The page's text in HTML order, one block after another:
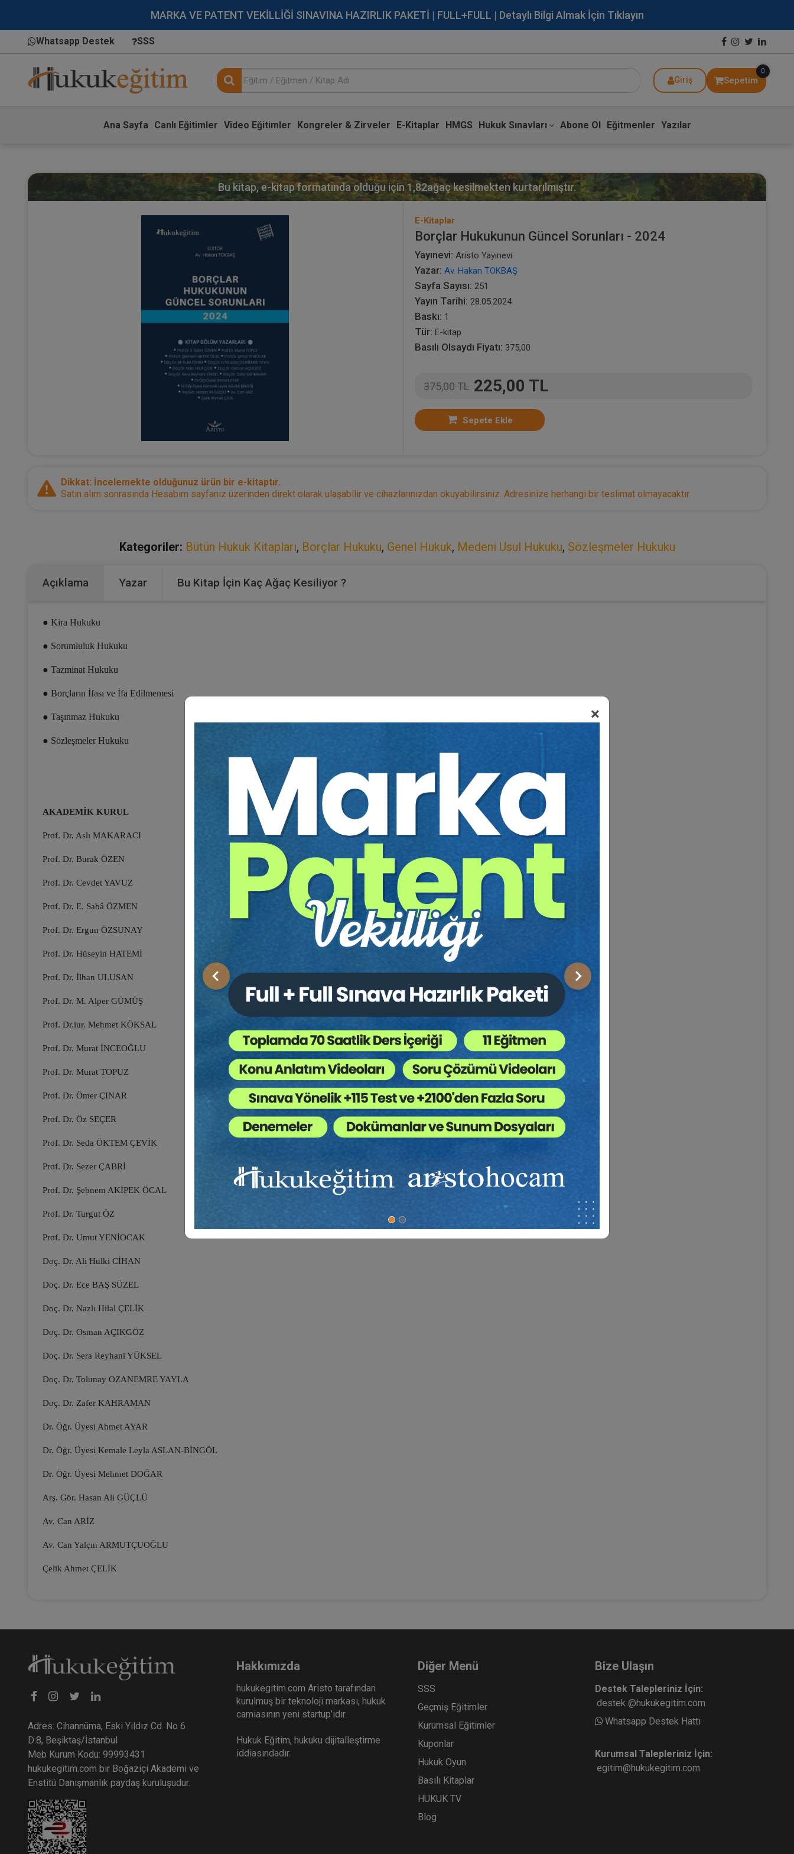
MARKA VE PATENT VEKİLLİĞİ SINAVINA HAZIRLIK PAKETİ | FULL+FULL | Detaylı Bilgi Almak İçin Tıklayın
Whatsapp Destek SSS
Giriş Sepetim
0
Ana Sayfa Canlı Eğitimler Video Eğitimler Kongreler & Zirveler E-Kitaplar HMGS Hukuk Sınavları Abone Ol Eğitmenler Yazılar
×
Önceki Sonraki
Bu kitap, e-kitap formatında olduğu için1,82ağaç kesilmekten kurtarılmıştır.
E-Kitaplar
Borçlar Hukukunun Güncel Sorunları - 2024
Yayınevi: Aristo Yayınevi
Yazar: Av. Hakan TOKBAŞ
Sayfa Sayısı: 251
Yayın Tarihi: 28.05.2024
Baskı: 1
Tür: E-kitap
Basılı Olsaydı Fiyatı: 375,00
375,00 TL 225,00 TL
Sepete Ekle
Dikkat: İncelemekte olduğunuz ürün bir e-kitaptır.
Satın alım sonrasında Hesabım sayfanız üzerinden direkt olarak ulaşabilir ve cihazlarınızdan okuyabilirsiniz. Adresinize herhangi bir teslimat olmayacaktır.
Kategoriler: Bütün Hukuk Kitapları, Borçlar Hukuku, Genel Hukuk, Medeni Usul Hukuku, Sözleşmeler Hukuku
Açıklama Yazar Bu Kitap İçin Kaç Ağaç Kesiliyor ?
● Kira Hukuku
● Sorumluluk Hukuku
● Tazminat Hukuku
● Borçların İfası ve İfa Edilmemesi
● Taşınmaz Hukuku
● Sözleşmeler Hukuku
AKADEMİK KURUL
Prof. Dr. Aslı MAKARACI
Prof. Dr. Burak ÖZEN
Prof. Dr. Cevdet YAVUZ
Prof. Dr. E. Sabâ ÖZMEN
Prof. Dr. Ergun ÖZSUNAY
Prof. Dr. Hüseyin HATEMİ
Prof. Dr. İlhan ULUSAN
Prof. Dr. M. Alper GÜMÜŞ
Prof. Dr.iur. Mehmet KÖKSAL
Prof. Dr. Murat İNCEOĞLU
Prof. Dr. Murat TOPUZ
Prof. Dr. Ömer ÇINAR
Prof. Dr. Öz SEÇER
Prof. Dr. Seda ÖKTEM ÇEVİK
Prof. Dr. Sezer ÇABRİ
Prof. Dr. Şebnem AKİPEK ÖCAL
Prof. Dr. Turgut ÖZ
Prof. Dr. Umut YENİOCAK
Doç. Dr. Ali Hulki CİHAN
Doç. Dr. Ece BAŞ SÜZEL
Doç. Dr. Nazlı Hilal ÇELİK
Doç. Dr. Osman AÇIKGÖZ
Doç. Dr. Sera Reyhani YÜKSEL
Doç. Dr. Tolunay OZANEMRE YAYLA
Doç. Dr. Zafer KAHRAMAN
Dr. Öğr. Üyesi Ahmet AYAR
Dr. Öğr. Üyesi Kemale Leyla ASLAN-BİNGÖL
Dr. Öğr. Üyesi Mehmet DOĞAR
Arş. Gör. Hasan Ali GÜÇLÜ
Av. Can ARİZ
Av. Can Yalçın ARMUTÇUOĞLU
Çelik Ahmet ÇELİK
Adres: Cihannüma, Eski Yıldız Cd. No 6
D:8, Beşiktaş/İstanbul
Meb Kurum Kodu: 99993431
hukukegitim.com bir Boğaziçi Akademi ve
Enstitü Danışmanlık paydaş kuruluşudur.
Hakkımızda
hukukegitim.com Aristo tarafından
kurulmuş bir teknoloji markası, hukuk
camiasının yeni startup’ıdır.
Hukuk Eğitim, hukuku dijitalleştirme
iddiasındadır.
Diğer Menü
SSS
Geçmiş Eğitimler
Kurumsal Eğitimler
Kuponlar
Hukuk Oyun
Basılı Kitaplar
HUKUK TV
Blog
Bize Ulaşın
Destek Talepleriniz İçin:
destek @hukukegitim.com
Whatsapp Destek Hattı
Kurumsal Talepleriniz İçin:
egitim@hukukegitim.com